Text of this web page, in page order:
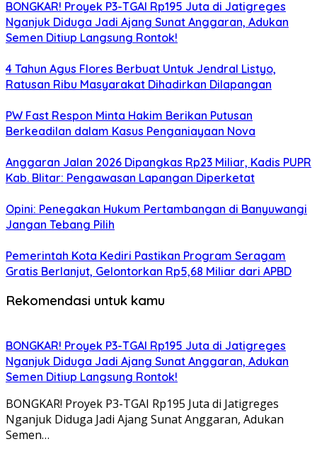
BONGKAR! Proyek P3-TGAI Rp195 Juta di Jatigreges
Nganjuk Diduga Jadi Ajang Sunat Anggaran, Adukan
Semen Ditiup Langsung Rontok!
4 Tahun Agus Flores Berbuat Untuk Jendral Listyo,
Ratusan Ribu Masyarakat Dihadirkan Dilapangan
PW Fast Respon Minta Hakim Berikan Putusan
Berkeadilan dalam Kasus Penganiayaan Nova
Anggaran Jalan 2026 Dipangkas Rp23 Miliar, Kadis PUPR
Kab. Blitar: Pengawasan Lapangan Diperketat
Opini: Penegakan Hukum Pertambangan di Banyuwangi
Jangan Tebang Pilih
Pemerintah Kota Kediri Pastikan Program Seragam
Gratis Berlanjut, Gelontorkan Rp5,68 Miliar dari APBD
Rekomendasi untuk kamu
BONGKAR! Proyek P3-TGAI Rp195 Juta di Jatigreges
Nganjuk Diduga Jadi Ajang Sunat Anggaran, Adukan
Semen Ditiup Langsung Rontok!
BONGKAR! Proyek P3-TGAI Rp195 Juta di Jatigreges
Nganjuk Diduga Jadi Ajang Sunat Anggaran, Adukan
Semen…